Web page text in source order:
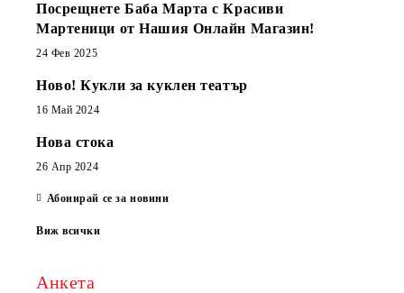
Посрещнете Баба Марта с Красиви
Мартеници от Нашия Онлайн Магазин!
24 Фев 2025
Ново! Кукли за куклен театър
16 Май 2024
Нова стока
26 Апр 2024
Абонирай се за новини
Виж всички
Анкета